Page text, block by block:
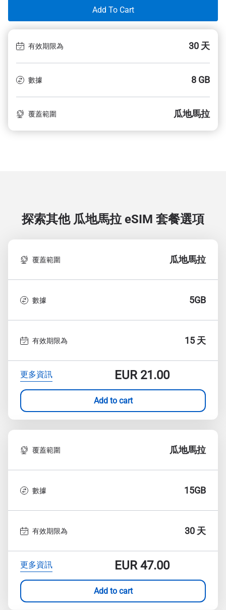
Add To Cart
有效期限為 30 天
數據 8 GB
覆蓋範圍 瓜地馬拉
探索其他 瓜地馬拉 eSIM 套餐選項
覆蓋範圍 瓜地馬拉
數據 5GB
有效期限為 15 天
更多資訊 EUR21.00
Add to cart
覆蓋範圍 瓜地馬拉
數據 15GB
有效期限為 30 天
更多資訊 EUR47.00
Add to cart